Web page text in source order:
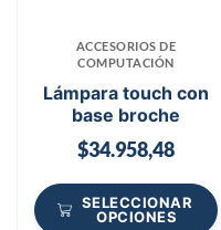
ACCESORIOS DE
COMPUTACIÓN
Lámpara touch con
base broche
$34.958,48
SELECCIONAR
OPCIONES